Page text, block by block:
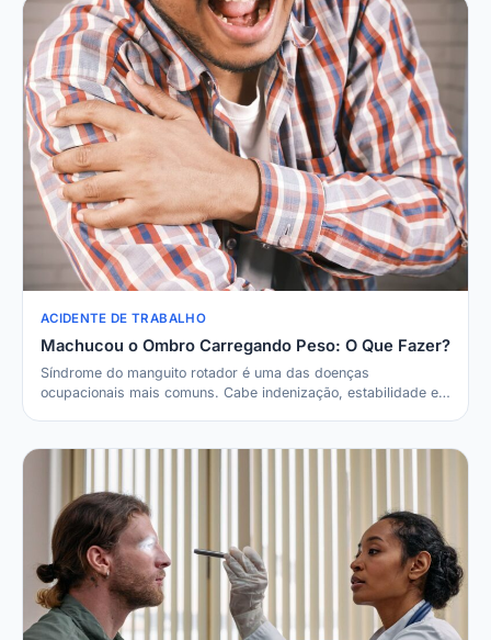
ACIDENTE DE TRABALHO
Machucou o Ombro Carregando Peso: O Que Fazer?
Síndrome do manguito rotador é uma das doenças
ocupacionais mais comuns. Cabe indenização, estabilidade e